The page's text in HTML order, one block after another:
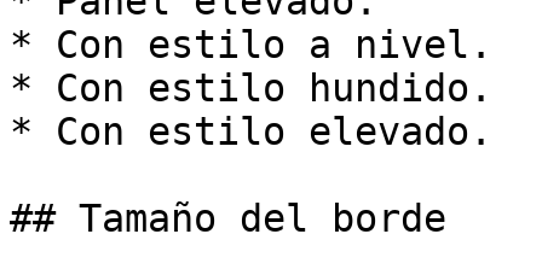
* Con estilo a nivel.
* Con estilo hundido.
* Con estilo elevado.
## Tamaño del borde